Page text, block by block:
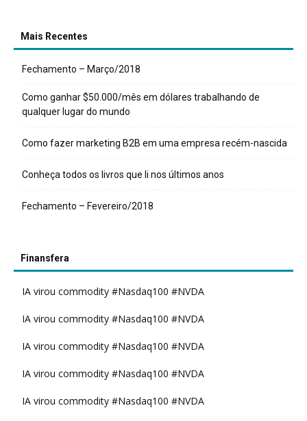
Mais Recentes
Fechamento – Março/2018
Como ganhar $50.000/mês em dólares trabalhando de
qualquer lugar do mundo
Como fazer marketing B2B em uma empresa recém-nascida
Conheça todos os livros que li nos últimos anos
Fechamento – Fevereiro/2018
Finansfera
IA virou commodity #Nasdaq100 #NVDA
IA virou commodity #Nasdaq100 #NVDA
IA virou commodity #Nasdaq100 #NVDA
IA virou commodity #Nasdaq100 #NVDA
IA virou commodity #Nasdaq100 #NVDA